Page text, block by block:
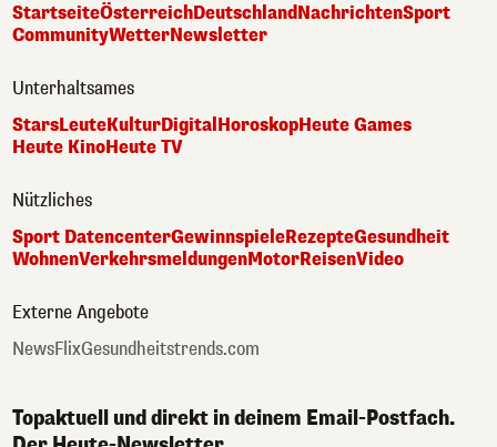
StartseiteÖsterreichDeutschlandNachrichtenSport
CommunityWetterNewsletter
Unterhaltsames
StarsLeuteKulturDigital HoroskopHeute Games
Heute KinoHeute TV
Nützliches
Sport DatencenterGewinnspieleRezepteGesundheit
WohnenVerkehrsmeldungenMotorReisenVideo
Externe Angebote
NewsFlixGesundheitstrends.com
Topaktuell und direkt in deinem Email-Postfach.